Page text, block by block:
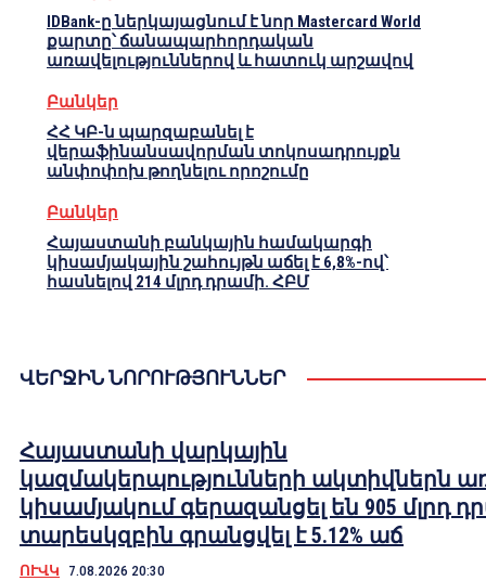
IDBank-ը ներկայացնում է նոր Mastercard World
քարտը՝ ճանապարհորդական
առավելություններով և հատուկ արշավով
Բանկեր
ՀՀ ԿԲ-ն պարզաբանել է
վերաֆինանսավորման տոկոսադրույքն
անփոփոխ թողնելու որոշումը
Բանկեր
Հայաստանի բանկային համակարգի
կիսամյակային շահույթն աճել է 6,8%-ով՝
հասնելով 214 մլրդ դրամի. ՀԲՄ
ՎԵՐՋԻՆ ՆՈՐՈՒԹՅՈՒՆՆԵՐ
Հայաստանի վարկային
կազմակերպությունների ակտիվներն
կիսամյակում գերազանցել են 905 մլրդ
տարեսկզբին գրանցվել է 5.12% աճ
ՈՒՎԿ 7.08.2026 20:30